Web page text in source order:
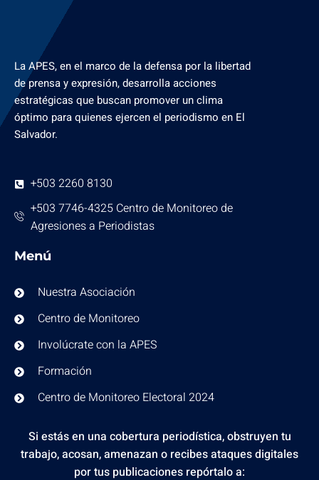
La APES, en el marco de la defensa por la libertad
de prensa y expresión, desarrolla acciones
estratégicas que buscan promover un clima
óptimo para quienes ejercen el periodismo en El
Salvador.
+503 2260 8130
+503 7746-4325 Centro de Monitoreo de
Agresiones a Periodistas
Menú
Nuestra Asociación
Centro de Monitoreo
Involúcrate con la APES
Formación
Centro de Monitoreo Electoral 2024
Si estás en una cobertura periodística, obstruyen tu
trabajo, acosan, amenazan o recibes ataques digitales
por tus publicaciones repórtalo a: